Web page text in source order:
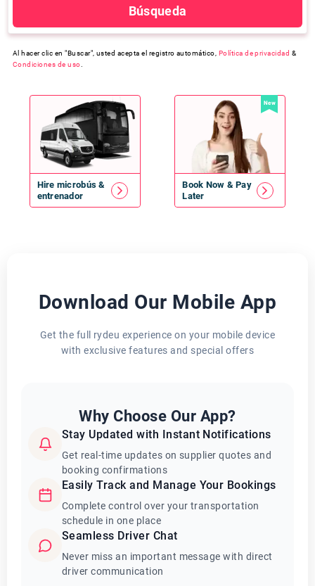
Búsqueda
Al hacer clic en "Buscar", usted acepta el registro automático, Política de privacidad &
Condiciones de uso
Hire microbús &
entrenador
New
Book Now & Pay
Later
Download Our Mobile App
Get the full rydeu experience on your mobile device
with exclusive features and special offers
Why Choose Our App?
Stay Updated with Instant Notifications
Get real-time updates on supplier quotes and
booking confirmations
Easily Track and Manage Your Bookings
Complete control over your transportation
schedule in one place
Seamless Driver Chat
Never miss an important message with direct
driver communication